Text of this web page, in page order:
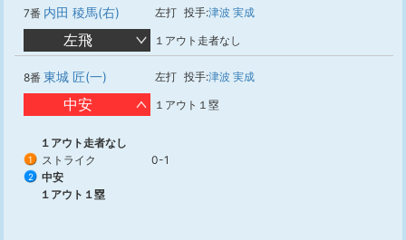
7番 内田 稜馬(右) 左打 投手:津波 実成
左飛 １アウト走者なし
8番 東城 匠(一) 左打 投手:津波 実成
中安 １アウト１塁
１アウト走者なし
1 ストライク 0-1
2
中安
１アウト１塁